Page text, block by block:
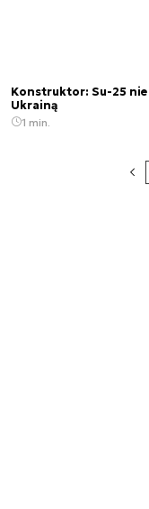
Konstruktor: Su-25
Ukrainą
1 min.